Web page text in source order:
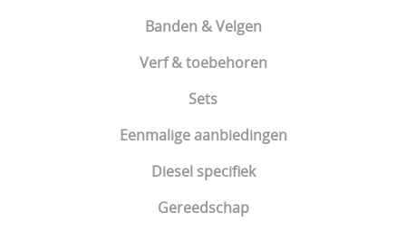
Banden & Velgen
Verf & toebehoren
Sets
Eenmalige aanbiedingen
Diesel specifiek
Gereedschap